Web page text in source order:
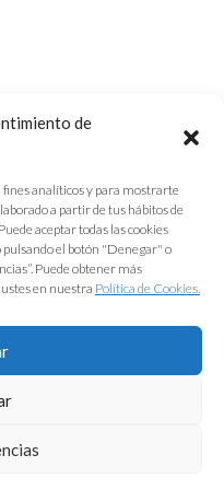
de
fines analíticos y para mostrarte
a partir de tus hábitos de
aceptar todas las cookies
pulsando el botón "Denegar" o
Puede obtener más
en nuestra Política de Cookies.
Cádiz